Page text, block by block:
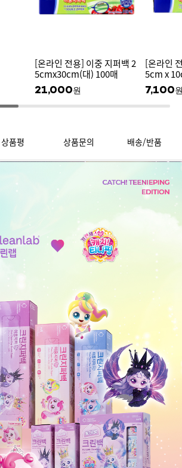
[온라인 전용] 이중 지퍼백 2
5cmx30cm(대) 100매
21,000원
[온라인
5cm x
7,100
상품평 상품문의 배송/반품